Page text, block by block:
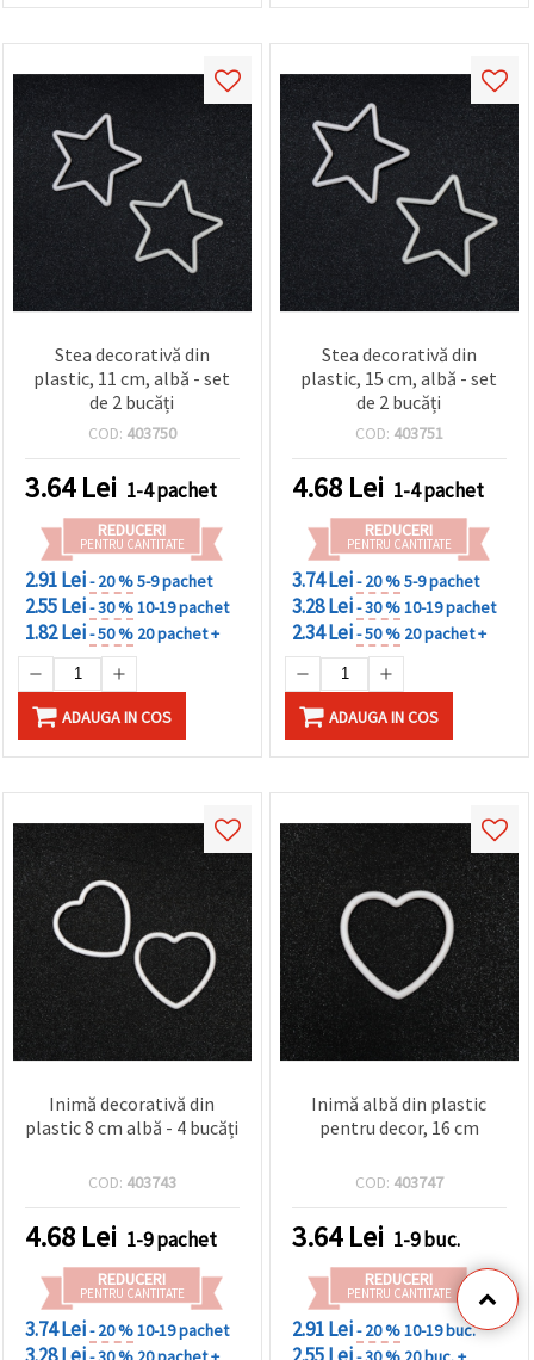
Stea decorativă din
plastic, 11 cm, albă - set
de 2 bucăți
COD: 403750
3.64Lei 1-4 pachet
REDUCERI
PENTRU CANTITATE
2.91 Lei- 20 %5-9 pachet
2.55 Lei- 30 %10-19 pachet
1.82 Lei- 50 % 20 pachet +
ADAUGA IN COS
Stea decorativă din
plastic, 15 cm, albă - set
de 2 bucăți
COD: 403751
4.68 Lei 1-4 pachet
REDUCERI
PENTRU CANTITATE
3.74 Lei- 20 %5-9 pachet
3.28 Lei- 30 %10-19 pachet
2.34 Lei- 50 % 20 pachet +
ADAUGA IN COS
Inimă decorativă din
plastic 8 cm albă - 4 bucăți
COD: 403743
4.68 Lei 1-9 pachet
REDUCERI
PENTRU CANTITATE
3.74 Lei- 20 %10-19 pachet
3.28 Lei
Inimă albă din plastic
pentru decor, 16 cm
COD: 403747
3.64Lei 1-9 buc.
REDUCERI
PENTRU CANTITATE
2.91 Lei- 20 %10-19 buc.
2.55 Lei